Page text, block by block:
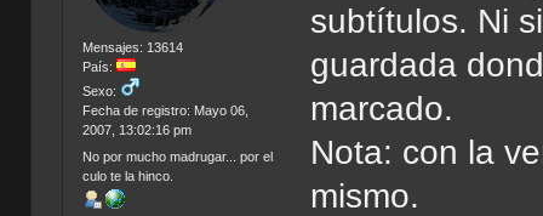
Mensajes: 13614
País:
Sexo:
Fecha de registro: Mayo 06,
2007, 13:02:16 pm
No por mucho madrugar... por el
culo te la hinco.
subtítulos. Ni
guardada
marcado.
Nota: con la
mismo.